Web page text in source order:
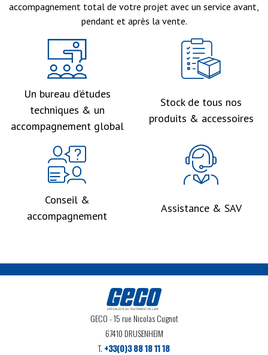
accompagnement total de votre projet avec un service avant,
pendant et après la vente.
Un bureau d’études
techniques & un
accompagnement global
Stock de tous nos
produits & accessoires
Conseil &
accompagnement
Assistance & SAV
GECO- 15 rue Nicolas Cugnot
67410 DRUSENHEIM
T. +33(0)3 88 18 11 18